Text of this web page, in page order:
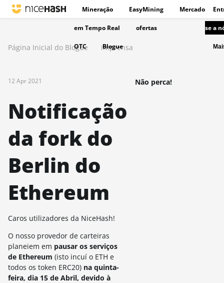
Mineração EasyMining Mercado
em Tempo Real ofertas
OTC Blogue
se a
Página Inicial do Blogue Imprensa
12 Apr 2021
Notificação
da fork do
Berlin do
Ethereum
Caros utilizadores da NiceHash!
O nosso provedor de carteiras
planeiem em pausar os serviços
de Ethereum (isto incuí o ETH e
todos os token ERC20) na quinta-
feira, dia 15 de Abril, devido à
Não perca!